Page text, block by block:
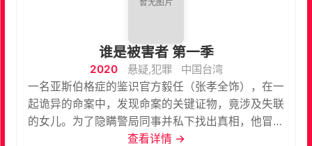
谁是被害者 第一季
2020 悬疑,犯罪
中国台湾
一名亚斯伯格症的鉴识官方毅任（张孝全饰），在一
起诡异的命案中，发现命案的关键证物，竟涉及失联
的女儿。为了隐瞒警局同事并私下找出真相，他冒险
利用鉴识知识，误导与他搭档查案的火爆刑警赵承宽
查看详情 →